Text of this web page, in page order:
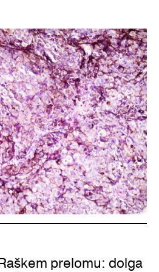
prelomu: dolga